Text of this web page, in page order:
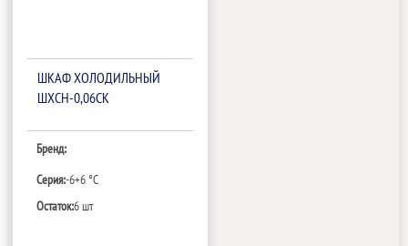
ШКАФ ХОЛОДИЛЬНЫЙ
ШХСН-0,06СК
Бренд:
Серия:-6+6 °C
Остаток:6 шт